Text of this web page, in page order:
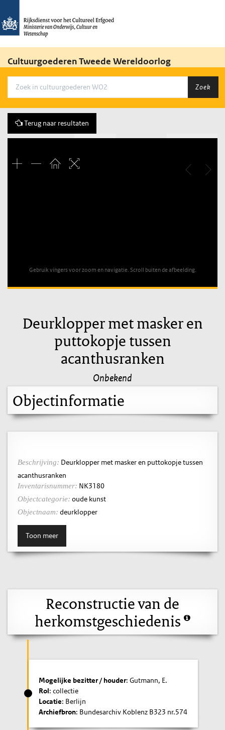
Cultuurgoederen Tweede Wereldoorlog
Zoek
Terug naar resultaten
Gebruik vingers voor zoom en navigatie. Scroll buiten de afbeelding.
Deurklopper met masker en
puttokopje tussen
acanthusranken
Onbekend
Objectinformatie
Beschrijving: Deurklopper met masker en puttokopje tussen
acanthusranken
Inventarisnummer: NK3180
Objectcategorie: oude kunst
Objectnaam: deurklopper
Toon meer
Reconstructie van de
herkomstgeschiedenis
Mogelijke bezitter / houder: Gutmann, E.
Rol: collectie
Locatie: Berlijn
Archiefbron: Bundesarchiv Koblenz B323 nr.574